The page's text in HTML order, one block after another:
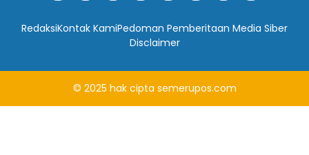
RedaksiKontak KamiPedoman Pemberitaan Media Siber
Disclaimer
© 2025 hak cipta semerupos.com